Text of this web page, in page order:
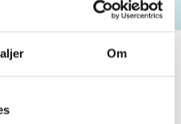
Om